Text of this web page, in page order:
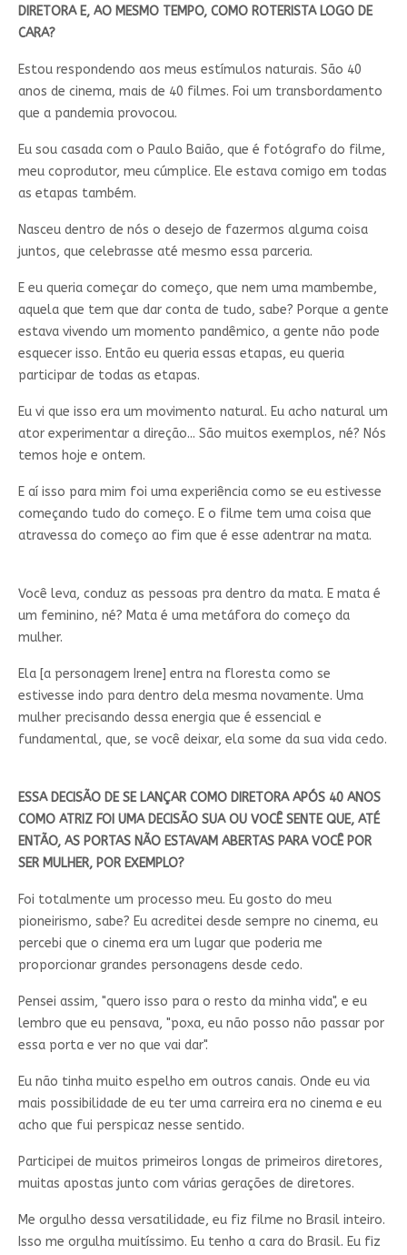
DIRETORA E, AO MESMO TEMPO, COMO ROTERISTA LOGO DE
CARA?
Estou respondendo aos meus estímulos naturais. São 40
anos de cinema, mais de 40 filmes. Foi um transbordamento
que a pandemia provocou.
Eu sou casada com o Paulo Baião, que é fotógrafo do filme,
meu coprodutor, meu cúmplice. Ele estava comigo em todas
as etapas também.
Nasceu dentro de nós o desejo de fazermos alguma coisa
juntos, que celebrasse até mesmo essa parceria.
E eu queria começar do começo, que nem uma mambembe,
aquela que tem que dar conta de tudo, sabe? Porque a gente
estava vivendo um momento pandêmico, a gente não pode
esquecer isso. Então eu queria essas etapas, eu queria
participar de todas as etapas.
Eu vi que isso era um movimento natural. Eu acho natural um
ator experimentar a direção... São muitos exemplos, né? Nós
temos hoje e ontem.
E aí isso para mim foi uma experiência como se eu estivesse
começando tudo do começo. E o filme tem uma coisa que
atravessa do começo ao fim que é esse adentrar na mata.
Você leva, conduz as pessoas pra dentro da mata. E mata é
um feminino, né? Mata é uma metáfora do começo da
mulher.
Ela [a personagem Irene] entra na floresta como se
estivesse indo para dentro dela mesma novamente. Uma
mulher precisando dessa energia que é essencial e
fundamental, que, se você deixar, ela some da sua vida cedo.
ESSA DECISÃO DE SE LANÇAR COMO DIRETORA APÓS 40 ANOS
COMO ATRIZ FOI UMA DECISÃO SUA OU VOCÊ SENTE QUE, ATÉ
ENTÃO, AS PORTAS NÃO ESTAVAM ABERTAS PARA VOCÊ POR
SER MULHER, POR EXEMPLO?
Foi totalmente um processo meu. Eu gosto do meu
pioneirismo, sabe? Eu acreditei desde sempre no cinema, eu
percebi que o cinema era um lugar que poderia me
proporcionar grandes personagens desde cedo.
Pensei assim, "quero isso para o resto da minha vida", e eu
lembro que eu pensava, "poxa, eu não posso não passar por
essa porta e ver no que vai dar".
Eu não tinha muito espelho em outros canais. Onde eu via
mais possibilidade de eu ter uma carreira era no cinema e eu
acho que fui perspicaz nesse sentido.
Participei de muitos primeiros longas de primeiros diretores,
muitas apostas junto com várias gerações de diretores.
Me orgulho dessa versatilidade, eu fiz filme no Brasil inteiro.
Isso me orgulha muitíssimo. Eu tenho a cara do Brasil. Eu fiz